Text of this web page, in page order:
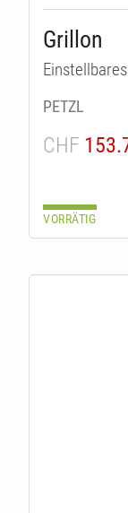
Grillon
PETZL
CHF
VORRÄTIG